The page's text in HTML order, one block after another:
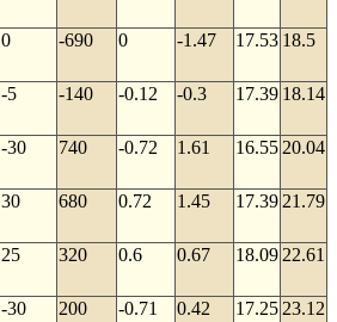
0 -690 0 -1.47 17.53 18.5
-5 -140 -0.12 -0.3 17.39 18.14
-30 740 -0.72 1.61 16.55 20.04
30 680 0.72 1.45 17.39 21.79
25 320 0.6 0.67 18.09 22.61
-30 200 -0.71 0.42 17.25 23.12